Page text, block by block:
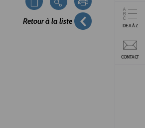
DE A À Z
CONTACT
Retour à la liste